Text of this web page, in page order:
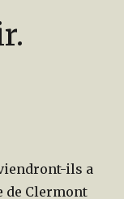
ils a
de Clermont